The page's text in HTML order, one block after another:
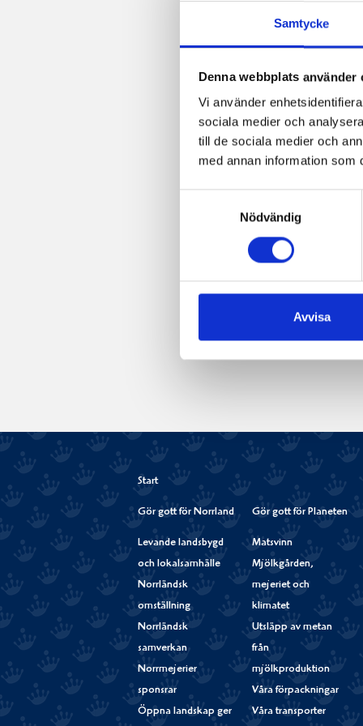
Samtycke
Denna webbplats använder
Vi använder
sociala medier och
till de sociala medier och
med annan information som
Nödvändig
Avvisa
Start
Gör gott för Norrland
Levande landsbygd
och lokalsamhälle
Norrländsk
omställning
Norrländsk
samverkan
Norrmejerier
sponsrar
Öppna landskap ger
Gör gott för Planeten
Matsvinn
Mjölkgården,
mejeriet och
klimatet
Utsläpp av metan
från
mjölkproduktion
Våra förpackningar
Våra transporter